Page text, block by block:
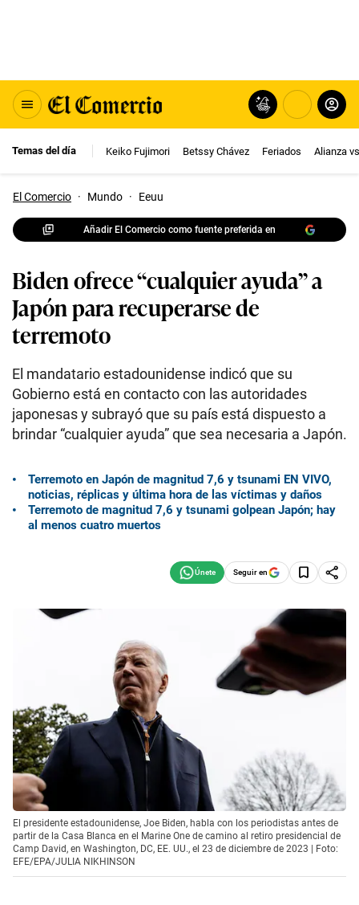
Temas del día Keiko Fujimori Betssy Chávez Feriados Alianza
El Comercio · Mundo · Eeuu
Añadir El Comercio como fuente preferida en
Biden ofrece “cualquier ayuda” a
Japón para recuperarse de
terremoto
El mandatario estadounidense indicó que su
Gobierno está en contacto con las autoridades
japonesas y subrayó que su país está dispuesto a
brindar “cualquier ayuda” que sea necesaria a Japón.
Terremoto en Japón de magnitud 7,6 y tsunami EN VIVO,
noticias, réplicas y última hora de las víctimas y daños
Terremoto de magnitud 7,6 y tsunami golpean Japón; hay
al menos cuatro muertos
Seguir en
El presidente estadounidense, Joe Biden, habla con los periodistas antes de
partir de la Casa Blanca en el Marine One de camino al retiro presidencial de
Camp David, en Washington, DC, EE. UU., el 23 de diciembre de 2023 | Foto:
EFE/EPA/JULIA NIKHINSON